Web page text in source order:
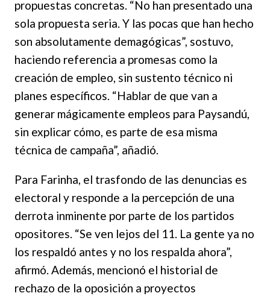
propuestas concretas. “No han presentado una
sola propuesta seria. Y las pocas que han hecho
son absolutamente demagógicas”, sostuvo,
haciendo referencia a promesas como la
creación de empleo, sin sustento técnico ni
planes específicos. “Hablar de que van a
generar mágicamente empleos para Paysandú,
sin explicar cómo, es parte de esa misma
técnica de campaña”, añadió.
Para Farinha, el trasfondo de las denuncias es
electoral y responde a la percepción de una
derrota inminente por parte de los partidos
opositores. “Se ven lejos del 11. La gente ya no
los respaldó antes y no los respalda ahora”,
afirmó. Además, mencionó el historial de
rechazo de la oposición a proyectos